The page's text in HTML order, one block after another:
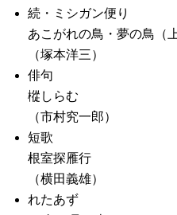
続・ミシガン便り
あこがれの鳥・夢の鳥（上
（塚本洋三）
俳句
樅しらむ
（市村究一郎）
短歌
根室探雁行
（横田義雄）
れたあず